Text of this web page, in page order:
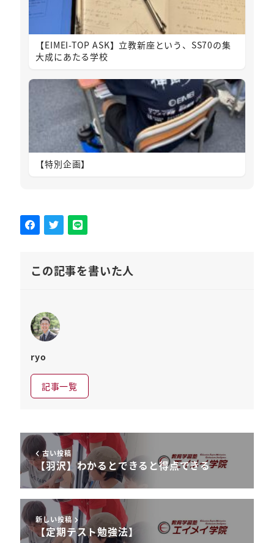
【EIMEI-TOP ASK】立教新座という、SS70の集
大成にあたる学校
【特別企画】
この記事を書いた人
ryo
記事一覧
古い投稿
【羽沢】わかるとできると得点できる
新しい投稿
【定期テスト勉強法】